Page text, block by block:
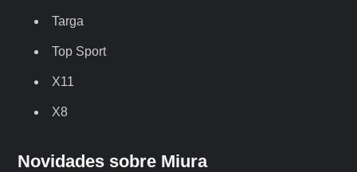
Targa
Top Sport
X11
X8
Novidades sobre Miura